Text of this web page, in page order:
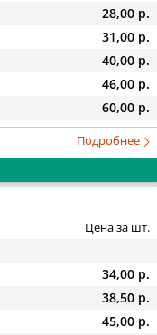
28,00 р.
31,00 р.
40,00 р.
46,00 р.
60,00 р.
Подробнее
Цена за шт.
34,00 р.
38,50 р.
45,00 р.